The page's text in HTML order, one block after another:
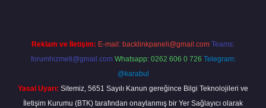
Reklam ve İletişim: E-mail: backlinkpaneli@gmail.com Teams:
forumhizmeti@gmail.com Whatsapp: 0262 606 0 726 Telegram:
@karabul
Yasal Uyarı: Sitemiz, 5651 Sayılı Kanun gereğince Bilgi Teknolojileri ve
İletişim Kurumu (BTK) tarafından onaylanmış bir Yer Sağlayıcı olarak